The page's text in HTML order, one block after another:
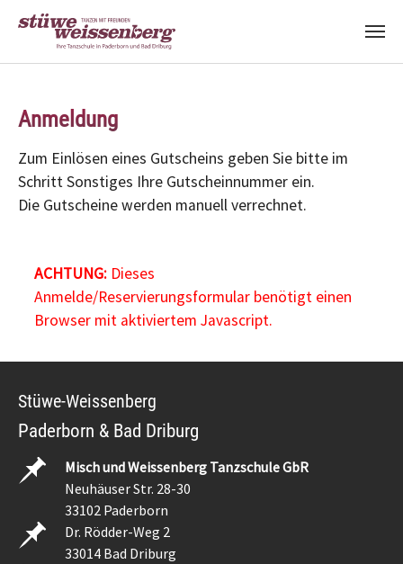
Anmeldung
Zum Einlösen eines Gutscheins geben Sie bitte im
Schritt Sonstiges Ihre Gutscheinnummer ein.
Die Gutscheine werden manuell verrechnet.
ACHTUNG:Dieses
Anmelde/Reservierungsformular benötigt einen
Browser mit aktiviertem Javascript.
Stüwe-Weissenberg
Paderborn & Bad Driburg
Misch und Weissenberg Tanzschule GbR
Neuhäuser Str. 28-30
33102 Paderborn
Dr. Rödder-Weg 2
33014 Bad Driburg